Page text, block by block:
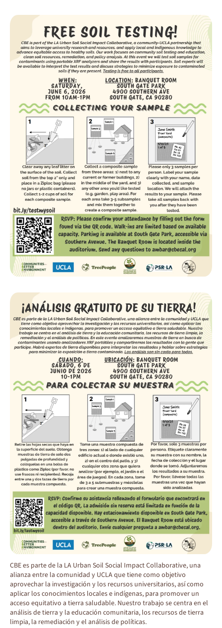
CBE es parte de la LA Urban Soil Social Impact Collaborative, una
alianza entre la comunidad y UCLA que tiene como objetivo
aprovechar la investigación y los recursos universitarios, así como
aplicar los conocimientos locales e indígenas, para promover un
acceso equitativo a tierra saludable. Nuestro trabajo se centra en el
análisis de tierra y la educación comunitaria, los recursos de tierra
limpia, la remediación y el análisis de políticas.